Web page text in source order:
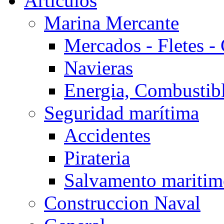
Marina Mercante
Mercados - Fletes -
Navieras
Energia,
Seguridad marítima
Accidentes
Pirateria
Salvamento
Construccion Naval